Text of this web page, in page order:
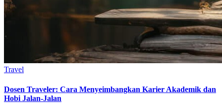
Travel
Dosen Traveler: Cara Menyeimbangkan Karier Akademik dan
Hobi Jalan-Jalan